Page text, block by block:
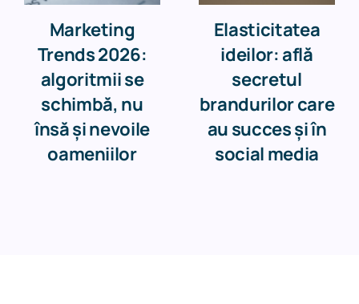
Marketing
Trends 2026:
algoritmii se
schimbă, nu
însă și nevoile
oameniilor
Elasticitatea
ideilor: află
secretul
brandurilor care
au succes și în
social media